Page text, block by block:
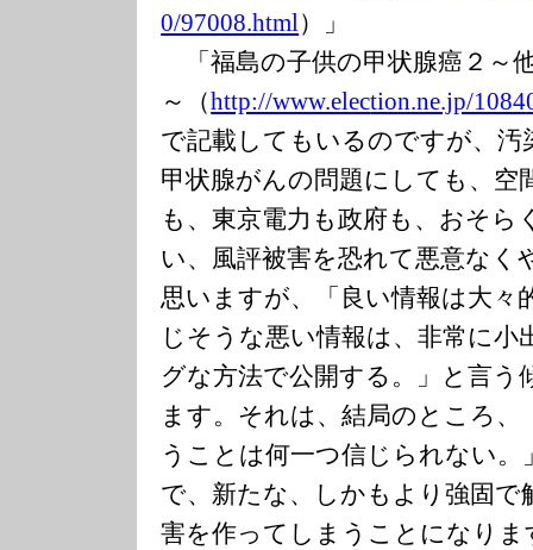
0/97008.html）」
「福島の子供の甲状腺癌２～
～（http://www.election.ne.jp/1084
で記載してもいるのですが、汚
甲状腺がんの問題にしても、空
も、東京電力も政府も、おそら
い、風評被害を恐れて悪意な
思いますが、「良い情報は大々
じそうな悪い情報は、非常に
グな方法で公開する。」と言う
ます。それは、結局のところ、
うことは何一つ信じられない
で、新たな、しかもより強固で
害を作ってしまうことになりま